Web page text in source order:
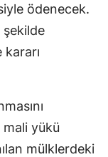
ödenecek.
şekilde
mali yükü
mülklerdeki